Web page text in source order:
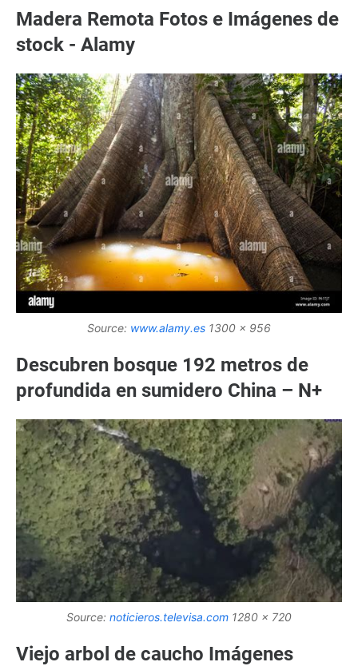
Madera Remota Fotos e Imágenes de
stock - Alamy
Source: www.alamy.es 1300 x 956
Descubren bosque 192 metros de
profundida en sumidero China – N+
Source: noticieros.televisa.com 1280 x 720
Viejo arbol de caucho Imágenes